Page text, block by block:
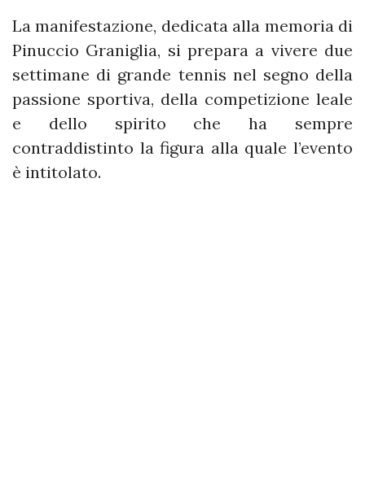
La manifestazione, dedicata alla memoria di
Pinuccio Graniglia, si prepara a vivere due
settimane di grande tennis nel segno della
passione sportiva, della competizione leale
e dello spirito che ha sempre
contraddistinto la figura alla quale l’evento
è intitolato.